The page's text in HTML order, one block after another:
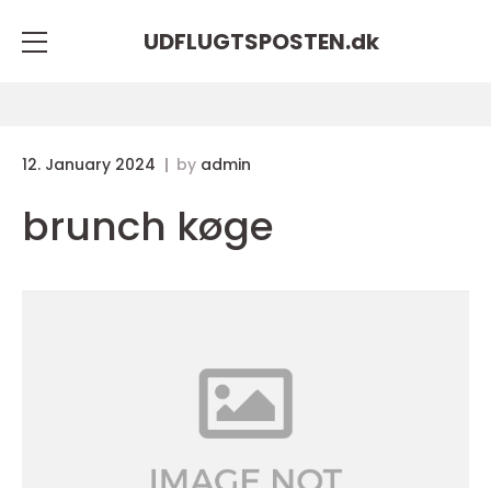
UDFLUGTSPOSTEN.dk
12. January 2024 by admin
brunch køge